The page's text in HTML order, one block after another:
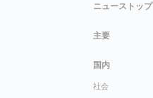
ニューストップ
主要
国内
社会